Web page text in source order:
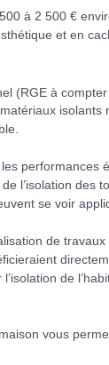
à 2 500 €
et en
(RGE à compter
performances
l’isolation des
se voir
de
de
vous